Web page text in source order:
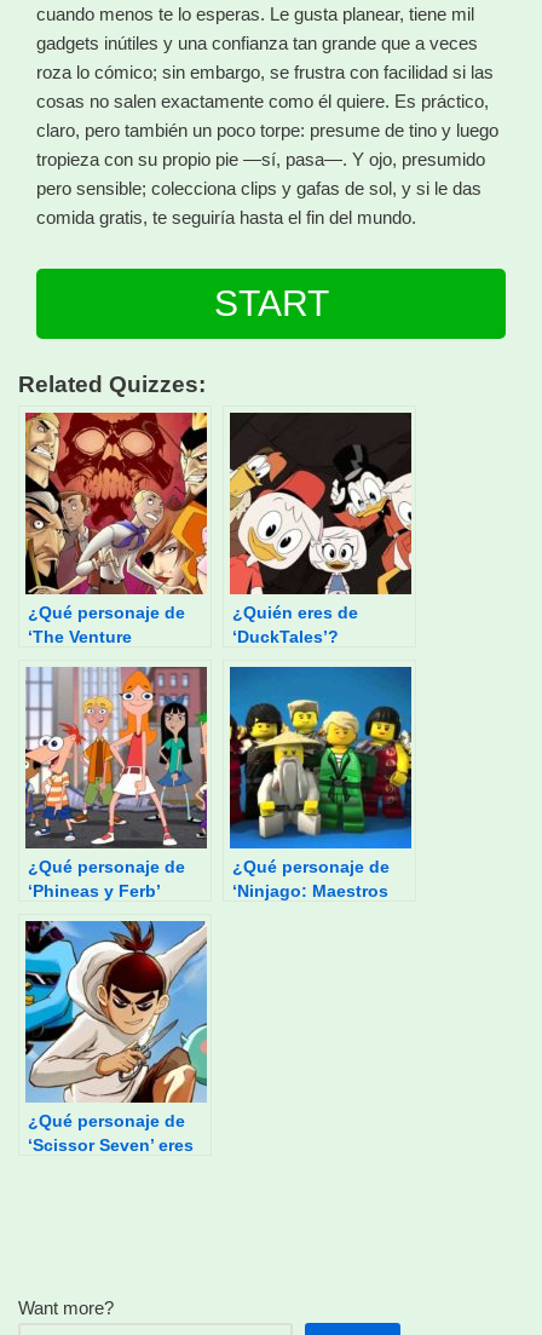
cuando menos te lo esperas. Le gusta planear, tiene mil
gadgets inútiles y una confianza tan grande que a veces
roza lo cómico; sin embargo, se frustra con facilidad si las
cosas no salen exactamente como él quiere. Es práctico,
claro, pero también un poco torpe: presume de tino y luego
tropieza con su propio pie —sí, pasa—. Y ojo, presumido
pero sensible; colecciona clips y gafas de sol, y si le das
comida gratis, te seguiría hasta el fin del mundo.
START
Related Quizzes:
¿Qué personaje de
‘The Venture
¿Quién eres de
‘DuckTales’?
¿Qué personaje de
‘Phineas y Ferb’
¿Qué personaje de
‘Ninjago: Maestros
¿Qué personaje de
‘Scissor Seven’ eres
Want more?